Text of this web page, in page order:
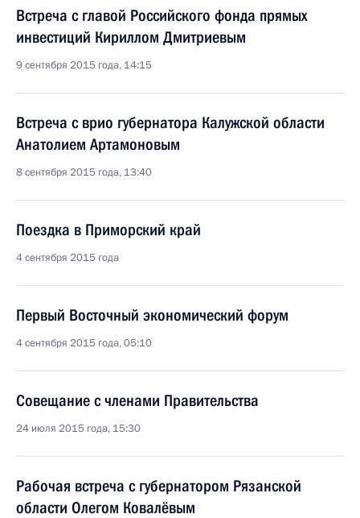
Встреча с главой Российского фонда прямых
инвестиций Кириллом Дмитриевым
9 сентября 2015 года, 14:15
Встреча с врио губернатора Калужской области
Анатолием Артамоновым
8 сентября 2015 года, 13:40
Поездка в Приморский край
4 сентября 2015 года
Первый Восточный экономический форум
4 сентября 2015 года, 05:10
Совещание с членами Правительства
24 июля 2015 года, 15:30
Рабочая встреча с губернатором Рязанской
области Олегом Ковалёвым